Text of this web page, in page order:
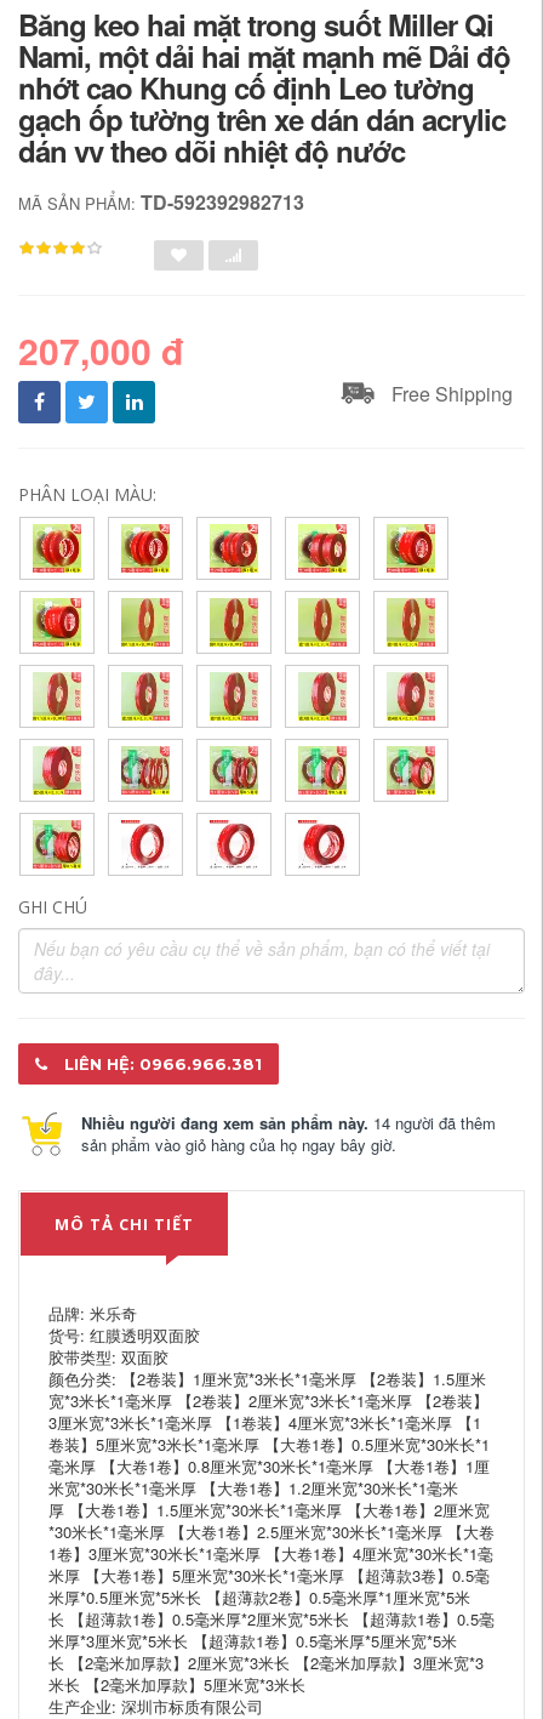
Băng keo hai mặt trong suốt Miller Qi
Nami, một dải hai mặt mạnh mẽ Dải độ
nhớt cao Khung cố định Leo tường
gạch ốp tường trên xe dán dán acrylic
dán vv theo dõi nhiệt độ nước
MÃ SẢN PHẨM: TD-592392982713
207,000 đ
Free Shipping
PHÂN LOẠI MÀU:
GHI CHÚ
LIÊN HỆ: 0966.966.381
Nhiều người đang xem sản phẩm này. 14 người đã thêm
sản phẩm vào giỏ hàng của họ ngay bây giờ.
MÔ TẢ CHI TIẾT
品牌: 米乐奇
货号: 红膜透明双面胶
胶带类型: 双面胶
颜色分类: 【2卷装】1厘米宽*3米长*1毫米厚 【2卷装】1.5厘米
宽*3米长*1毫米厚 【2卷装】2厘米宽*3米长*1毫米厚 【2卷装】
3厘米宽*3米长*1毫米厚 【1卷装】4厘米宽*3米长*1毫米厚 【1
卷装】5厘米宽*3米长*1毫米厚 【大卷1卷】0.5厘米宽*30米长*1
毫米厚 【大卷1卷】0.8厘米宽*30米长*1毫米厚 【大卷1卷】1厘
米宽*30米长*1毫米厚 【大卷1卷】1.2厘米宽*30米长*1毫米
厚 【大卷1卷】1.5厘米宽*30米长*1毫米厚 【大卷1卷】2厘米宽
*30米长*1毫米厚 【大卷1卷】2.5厘米宽*30米长*1毫米厚 【大卷
1卷】3厘米宽*30米长*1毫米厚 【大卷1卷】4厘米宽*30米长*1毫
米厚 【大卷1卷】5厘米宽*30米长*1毫米厚 【超薄款3卷】0.5毫
米厚*0.5厘米宽*5米长 【超薄款2卷】0.5毫米厚*1厘米宽*5米
长 【超薄款1卷】0.5毫米厚*2厘米宽*5米长 【超薄款1卷】0.5毫
米厚*3厘米宽*5米长 【超薄款1卷】0.5毫米厚*5厘米宽*5米
长 【2毫米加厚款】2厘米宽*3米长 【2毫米加厚款】3厘米宽*3
米长 【2毫米加厚款】5厘米宽*3米长
生产企业: 深圳市标质有限公司